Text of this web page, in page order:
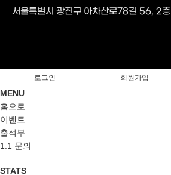
서울특별시 광진구 아차산로78길 56, 2층
로그인 회원가입
MENU
홈으로
이벤트
출석부
1:1 문의
STATS